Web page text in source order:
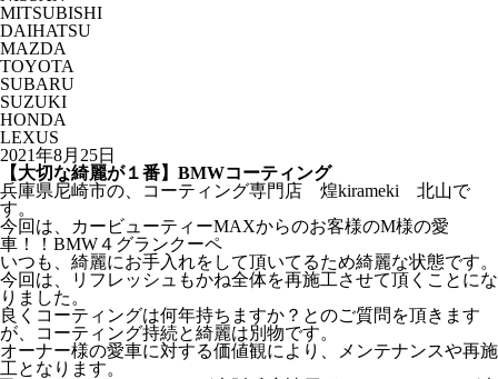
MITSUBISHI
DAIHATSU
MAZDA
TOYOTA
SUBARU
SUZUKI
HONDA
LEXUS
2021年8月25日
【大切な綺麗が１番】BMWコーティング
兵庫県尼崎市の、コーティング専門店 煌kirameki 北山で
す。
今回は、カービューティーMAXからのお客様のM様の愛
車！！BMW４グランクーペ
いつも、綺麗にお手入れをして頂いてるため綺麗な状態です。
今回は、リフレッシュもかね全体を再施工させて頂くことにな
りました。
良くコーティングは何年持ちますか？とのご質問を頂きます
が、コーティング持続と綺麗は別物です。
オーナー様の愛車に対する価値観により、メンテナンスや再施
工となります。